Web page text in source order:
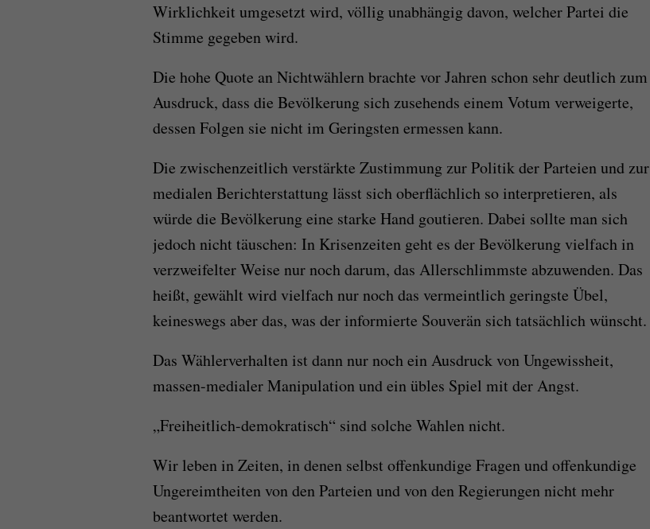
Wirklichkeit umgesetzt wird, völlig unabhängig davon, welcher Partei die
Stimme gegeben wird.
Die hohe Quote an Nichtwählern brachte vor Jahren schon sehr deutlich zum
Ausdruck, dass die Bevölkerung sich zusehends einem Votum verweigerte,
dessen Folgen sie nicht im Geringsten ermessen kann.
Die zwischenzeitlich verstärkte Zustimmung zur Politik der Parteien und zur
medialen Berichterstattung lässt sich oberflächlich so interpretieren, als
würde die Bevölkerung eine starke Hand goutieren. Dabei sollte man sich
jedoch nicht täuschen: In Krisenzeiten geht es der Bevölkerung vielfach in
verzweifelter Weise nur noch darum, das Allerschlimmste abzuwenden. Das
heißt, gewählt wird vielfach nur noch das vermeintlich geringste Übel,
keineswegs aber das, was der informierte Souverän sich tatsächlich wünscht.
Das Wählerverhalten ist dann nur noch ein Ausdruck von Ungewissheit,
massen-medialer Manipulation und ein übles Spiel mit der Angst.
„Freiheitlich-demokratisch“ sind solche Wahlen nicht.
Wir leben in Zeiten, in denen selbst offenkundige Fragen und offenkundige
Ungereimtheiten von den Parteien und von den Regierungen nicht mehr
beantwortet werden.